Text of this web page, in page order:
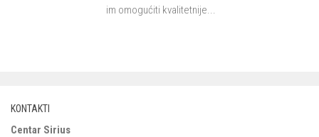
im omogućiti kvalitetnije...
KONTAKTI
Centar Sirius